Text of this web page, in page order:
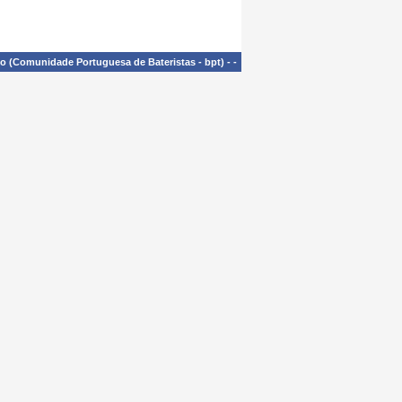
(Comunidade Portuguesa de Bateristas - bpt) - -